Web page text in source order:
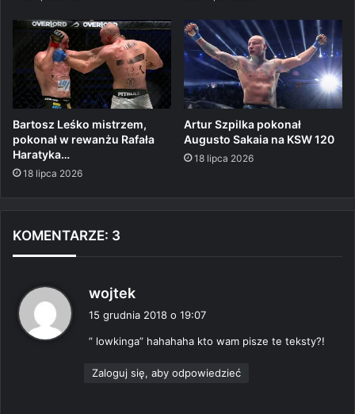
Bartosz Leśko mistrzem,
pokonał w rewanżu Rafała
Haratyka…
18 lipca 2026
Artur Szpilka pokonał
Augusto Sakaia na KSW 120
18 lipca 2026
KOMENTARZE: 3
wojtek
z
:
15 grudnia 2018 o 19:07
” lowkinga” hahahaha kto wam pisze te teksty?!
Zaloguj się, aby odpowiedzieć